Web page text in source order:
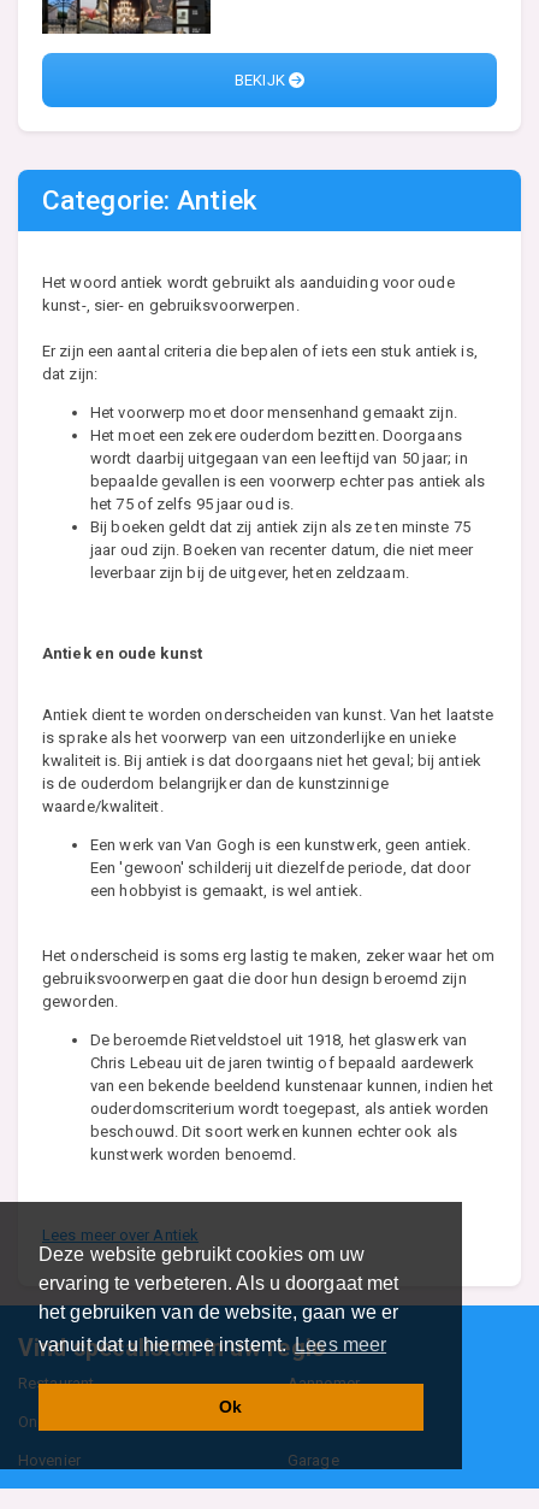
Deze website gebruikt cookies om uw
ervaring te verbeteren. Als u doorgaat met
het gebruiken van de website, gaan we er
vanuit dat u hiermee instemt. Lees meer
Ok
BEKIJK
Categorie: Antiek
Het woord antiek wordt gebruikt als aanduiding voor oude
kunst-, sier- en gebruiksvoorwerpen.
Er zijn een aantal criteria die bepalen of iets een stuk antiek is,
dat zijn:
Het voorwerp moet door mensenhand gemaakt zijn.
Het moet een zekere ouderdom bezitten. Doorgaans
wordt daarbij uitgegaan van een leeftijd van 50 jaar; in
bepaalde gevallen is een voorwerp echter pas antiek als
het 75 of zelfs 95 jaar oud is.
Bij boeken geldt dat zij antiek zijn als ze ten minste 75
jaar oud zijn. Boeken van recenter datum, die niet meer
leverbaar zijn bij de uitgever, heten zeldzaam.
Antiek en oude kunst
Antiek dient te worden onderscheiden van kunst. Van het laatste
is sprake als het voorwerp van een uitzonderlijke en unieke
kwaliteit is. Bij antiek is dat doorgaans niet het geval; bij antiek
is de ouderdom belangrijker dan de kunstzinnige
waarde/kwaliteit.
Een werk van Van Gogh is een kunstwerk, geen antiek.
Een 'gewoon' schilderij uit diezelfde periode, dat door
een hobbyist is gemaakt, is wel antiek.
Het onderscheid is soms erg lastig te maken, zeker waar het om
gebruiksvoorwerpen gaat die door hun design beroemd zijn
geworden.
De beroemde Rietveldstoel uit 1918, het glaswerk van
Chris Lebeau uit de jaren twintig of bepaald aardewerk
van een bekende beeldend kunstenaar kunnen, indien het
ouderdomscriterium wordt toegepast, als antiek worden
beschouwd. Dit soort werken kunnen echter ook als
kunstwerk worden benoemd.
Lees meer over Antiek
Vind specalisten in uw regio
Restaurant Aannemer
Onderwijs en Opleidingen
Hovenier Garage